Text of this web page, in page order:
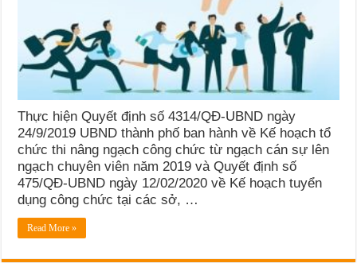
Thực hiện Quyết định số 4314/QĐ-UBND ngày
24/9/2019 UBND thành phố ban hành về Kế hoạch tổ
chức thi nâng ngạch công chức từ ngạch cán sự lên
ngạch chuyên viên năm 2019 và Quyết định số
475/QĐ-UBND ngày 12/02/2020 về Kế hoạch tuyển
dụng công chức tại các sở, …
Read More »